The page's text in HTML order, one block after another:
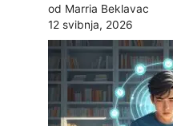
od Marria Beklavac
12 svibnja, 2026